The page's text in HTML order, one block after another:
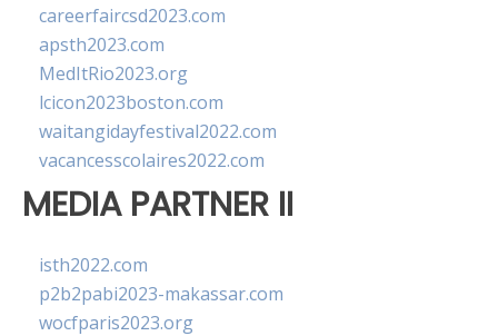
careerfaircsd2023.com
apsth2023.com
MedItRio2023.org
lcicon2023boston.com
waitangidayfestival2022.com
vacancesscolaires2022.com
MEDIA PARTNER II
isth2022.com
p2b2pabi2023-makassar.com
wocfparis2023.org